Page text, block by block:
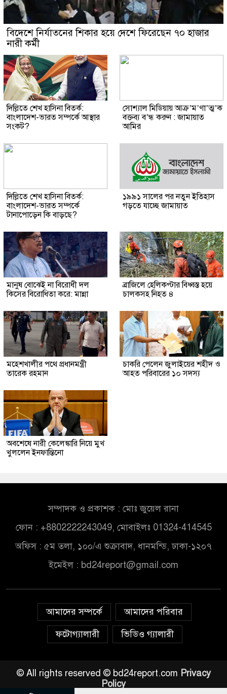
বিদেশে নির্যাতনের শিকার হয়ে দেশে ফিরেছেন ৭০ হাজার
নারী কর্মী
দিল্লিতে শেখ হাসিনা বিতর্ক:
বাংলাদেশ-ভারত সম্পর্কে আস্থার
সংকট?
সোশ্যাল মিডিয়ায় আক্র’ম’ণা’ত্ম’ক
বক্তব্য ব’ন্ধ করুন : জামায়াত
আমির
দিল্লিতে শেখ হাসিনা বিতর্ক:
বাংলাদেশ-ভারত সম্পর্কে
টানাপোড়েন কি বাড়ছে?
১৯৯১ সালের পর নতুন ইতিহাস
গড়তে যাচ্ছে জামায়াত
মানুষ বোঝেই না বিরোধী দল
কিসের বিরোধিতা করে: মান্না
ব্রাজিলে হেলিকপ্টার বিধ্বস্ত হয়ে
চালকসহ নিহত ৪
মহেশখালীর পথে প্রধানমন্ত্রী
তারেক রহমান
চাকরি পেলেন জুলাইয়ের শহীদ ও
আহত পরিবারের ১০ সদস্য
অবশেষে নারী কেলেঙ্কারি নিয়ে মুখ
খুললেন ইনফান্তিনো
সম্পাদক ও প্রকাশক : মোঃ জুয়েল রানা
ফোন : +8802222243049, মোবাইলঃ 01324-414545
অফিস : ৫ম তলা, ১০০/এ শুক্রাবাদ, ধানমন্ডি, ঢাকা-১২০৭
ইমেইল : bd24report@gmail.com
আমাদের সম্পর্কে
আমাদের পরিবার
ফটোগ্যালারী
ভিডিও গ্যালারী
© All rights reserved © bd24report.com Privacy
Policy